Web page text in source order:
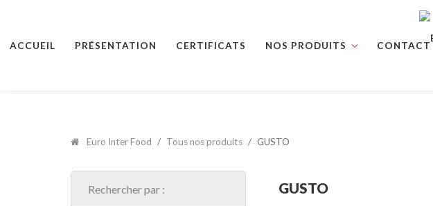
ACCUEIL PRÉSENTATION CERTIFICATS NOS PRODUITS CONTACT
Euro Inter Food Tous nos produits GUSTO
Rechercher par : GUSTO